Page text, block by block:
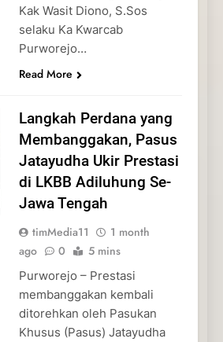
Kak Wasit Diono, S.Sos
selaku Ka Kwarcab
Purworejo…
Read More
Langkah Perdana yang
Membanggakan, Pasus
Jatayudha Ukir Prestasi
di LKBB Adiluhung Se-
Jawa Tengah
timMedia11
1 month
ago
0 5 mins
Purworejo – Prestasi
membanggakan kembali
ditorehkan oleh Pasukan
Khusus (Pasus) Jatayudha